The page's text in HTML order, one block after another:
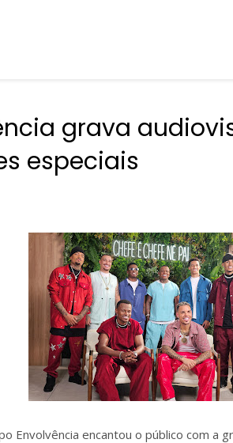
grava
especiais
Envolvência encantou o público com a